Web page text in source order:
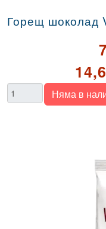
Горещ шоколад
КоличествоНяма в